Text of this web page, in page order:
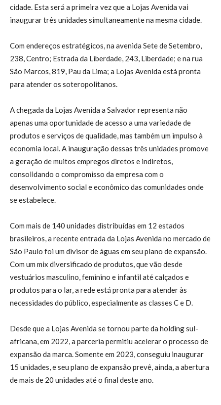
cidade. Esta será a primeira vez que a Lojas Avenida vai
inaugurar três unidades simultaneamente na mesma cidade.
Com endereços estratégicos, na avenida Sete de Setembro,
238, Centro; Estrada da Liberdade, 243, Liberdade; e na rua
São Marcos, 819, Pau da Lima; a Lojas Avenida está pronta
para atender os soteropolitanos.
A chegada da Lojas Avenida a Salvador representa não
apenas uma oportunidade de acesso a uma variedade de
produtos e serviços de qualidade, mas também um impulso à
economia local. A inauguração dessas três unidades promove
a geração de muitos empregos diretos e indiretos,
consolidando o compromisso da empresa com o
desenvolvimento social e econômico das comunidades onde
se estabelece.
Com mais de 140 unidades distribuídas em 12 estados
brasileiros, a recente entrada da Lojas Avenida no mercado de
São Paulo foi um divisor de águas em seu plano de expansão.
Com um mix diversificado de produtos, que vão desde
vestuários masculino, feminino e infantil até calçados e
produtos para o lar, a rede está pronta para atender às
necessidades do público, especialmente as classes C e D.
Desde que a Lojas Avenida se tornou parte da holding sul-
africana, em 2022, a parceria permitiu acelerar o processo de
expansão da marca. Somente em 2023, conseguiu inaugurar
15 unidades, e seu plano de expansão prevê, ainda, a abertura
de mais de 20 unidades até o final deste ano.